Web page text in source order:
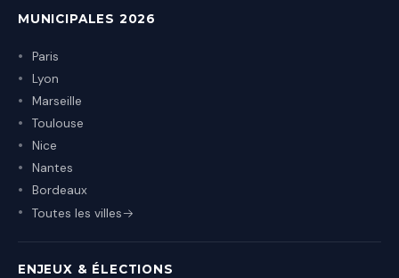
MUNICIPALES 2026
Paris
Lyon
Marseille
Toulouse
Nice
Nantes
Bordeaux
Toutes les villes
ENJEUX & ÉLECTIONS